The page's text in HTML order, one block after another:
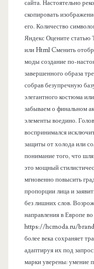
сайта. Настоятельно
скопировать
его. Количество
Яндекс Оцените статью
или Html Cменить
моды создание по-
завершенного образа
собрав безупречную
элегантного костюма
забываем о финальном
элементы воедино.
воспринимался
защиты от холода или
понимание того, что
это мощный
мгновенно повысить
пропорции лица и
без лишних слов.
направления в Европе
https://hcmoda.ru/
более века сохраняет
адаптируя их под
марки уверены: умение